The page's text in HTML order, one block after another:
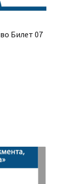
Билет 07